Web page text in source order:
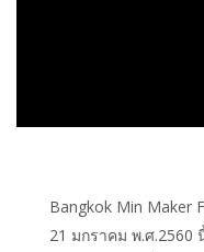
Bangkok Min Maker
21 มกราคม พ.ศ.2560